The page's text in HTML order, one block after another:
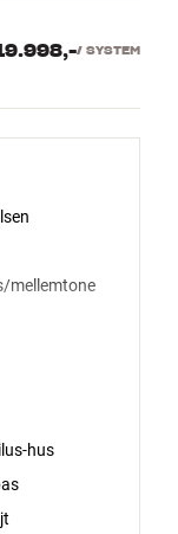
/ SYSTEM
mellemtone
hus